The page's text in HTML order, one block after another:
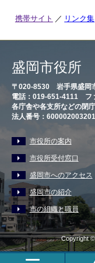
携帯サイト リンク集
盛岡市役所
〒020-8530 岩手県盛
電話：019-651-4111 フ
各庁舎や各支所などの閉
法人番号：
市役所の案内
市役所受付窓口
盛岡市へのアクセス
盛岡市の紹介
市の組織と職員
Copyright